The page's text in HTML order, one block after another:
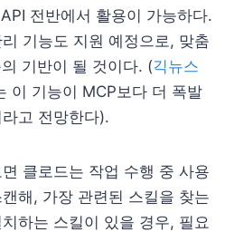
전반에서 활용이 가능하다.
기능도 지원 예정으로, 맞춤
기반이 될 것이다. (긱뉴스
이 기능이 MCP보다 더 폭발
고 전망한다).
클로드는 작업 수행 중 사용
해, 가장 관련된 스킬을 찾는
하는 스킬이 있을 경우, 필요